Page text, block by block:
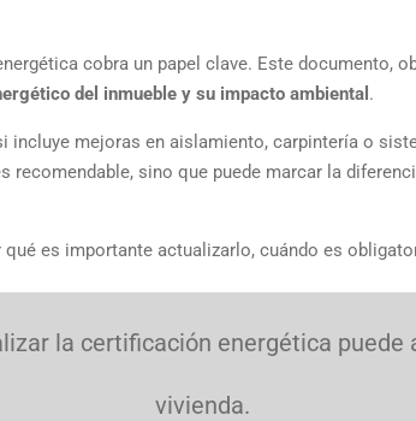
cobra un papel clave. Este documento,
del inmueble y su impacto ambiental .
incluye mejoras en aislamiento, carpintería o
sino que puede marcar la
es importante actualizarlo, cuándo es
la certificación energética puede
vivienda.